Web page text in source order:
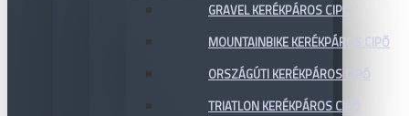
GRAVEL KERÉKPÁROS CIPŐ
MOUNTAINBIKE KERÉKPÁROS CIPŐ
ORSZÁGÚTI KERÉKPÁROS CIPŐ
TRIATLON KERÉKPÁROS CIPŐ